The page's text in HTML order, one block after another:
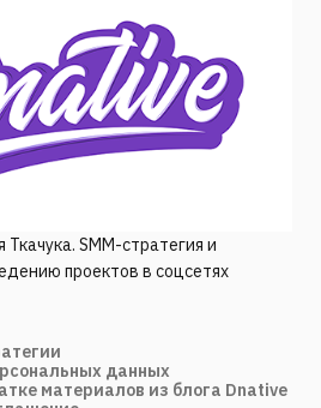
SMM-стратегия и
проектов в соцсетях
данных
материалов из блога Dnative